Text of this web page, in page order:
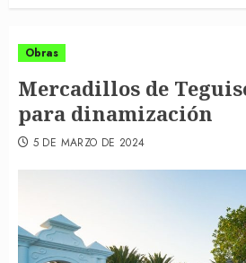
Obras
Mercadillos de
para dinamización
5 DE MARZO DE 2024